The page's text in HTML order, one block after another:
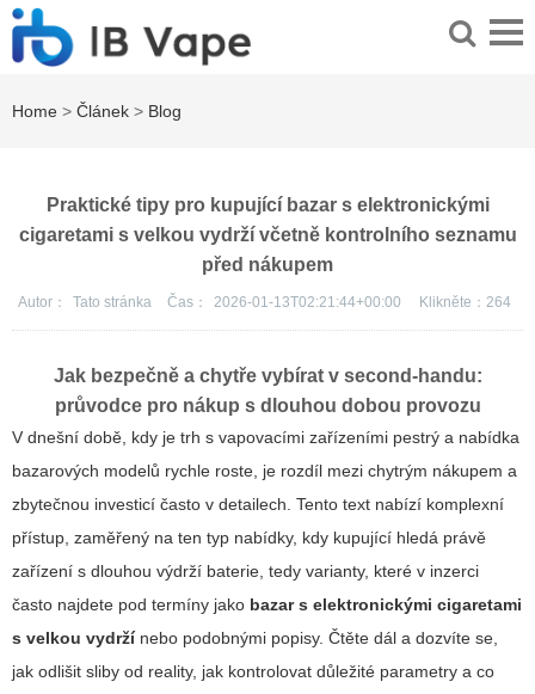
Home > Článek > Blog
Praktické tipy pro kupující bazar s elektronickými
cigaretami s velkou vydrží včetně kontrolního seznamu
před nákupem
Autor： Tato stránka Čas： 2026-01-13T02:21:44+00:00 Klikněte： 264
Jak bezpečně a chytře vybírat v second-handu:
průvodce pro nákup s dlouhou dobou provozu
V dnešní době, kdy je trh s vapovacími zařízeními pestrý a nabídka
bazarových modelů rychle roste, je rozdíl mezi chytrým nákupem a
zbytečnou investicí často v detailech. Tento text nabízí komplexní
přístup, zaměřený na ten typ nabídky, kdy kupující hledá právě
zařízení s dlouhou výdrží baterie, tedy varianty, které v inzerci
často najdete pod termíny jako bazar s elektronickými cigaretami
s velkou vydržínebo podobnými popisy. Čtěte dál a dozvíte se,
jak odlišit sliby od reality, jak kontrolovat důležité parametry a co